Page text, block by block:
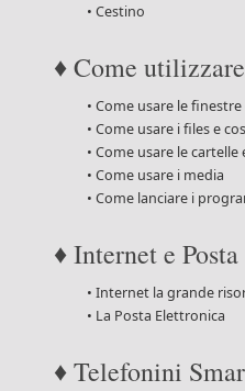
• Cestino
♦ Come
• Come usare le
• Come usare i files e
• Come usare le cartelle
• Come usare i media
• Come lanciare i
♦ Internet e Posta
• Internet la grande
• La Posta Elettronica
♦ Telefonini